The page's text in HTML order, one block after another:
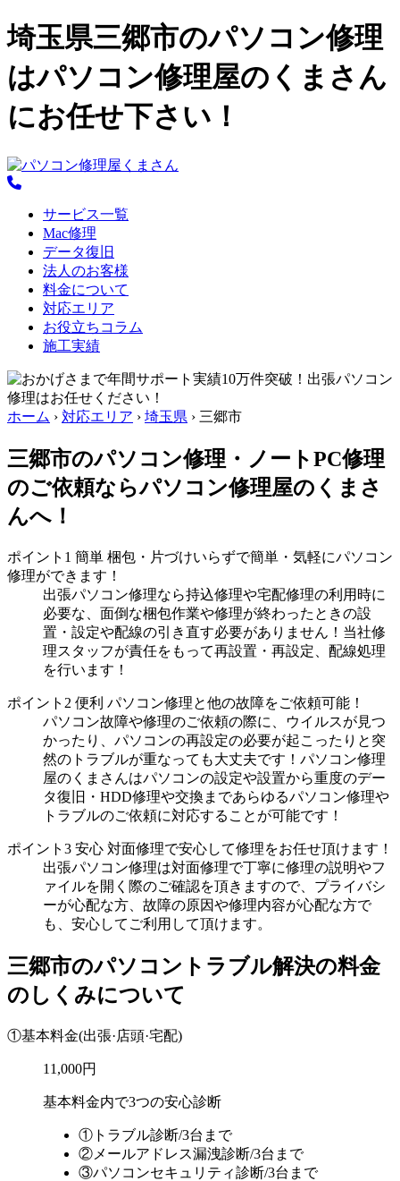
埼玉県三郷市のパソコン修理
はパソコン修理屋のくまさん
にお任せ下さい！
サービス一覧
Mac修理
データ復旧
法人のお客様
料金について
対応エリア
お役立ちコラム
施工実績
ホーム › 対応エリア › 埼玉県 › 三郷市
三郷市のパソコン修理・ノートPC修理
のご依頼ならパソコン修理屋のくまさ
んへ！
ポイント1 簡単 梱包・片づけいらずで簡単・気軽にパソコン
修理ができます！
出張パソコン修理なら持込修理や宅配修理の利用時に
必要な、面倒な梱包作業や修理が終わったときの設
置・設定や配線の引き直す必要がありません！当社修
理スタッフが責任をもって再設置・再設定、配線処理
を行います！
ポイント2 便利 パソコン修理と他の故障をご依頼可能！
パソコン故障や修理のご依頼の際に、ウイルスが見つ
かったり、パソコンの再設定の必要が起こったりと突
然のトラブルが重なっても大丈夫です！パソコン修理
屋のくまさんはパソコンの設定や設置から重度のデー
タ復旧・HDD修理や交換まであらゆるパソコン修理や
トラブルのご依頼に対応することが可能です！
ポイント3 安心 対面修理で安心して修理をお任せ頂けます！
出張パソコン修理は対面修理で丁寧に修理の説明やフ
ァイルを開く際のご確認を頂きますので、プライバシ
ーが心配な方、故障の原因や修理内容が心配な方で
も、安心してご利用して頂けます。
三郷市のパソコントラブル解決の料金
のしくみについて
①基本料金(出張·店頭·宅配)
11,000円
基本料金内で3つの安心診断
①トラブル診断/3台まで
②メールアドレス漏洩診断/3台まで
③パソコンセキュリティ診断/3台まで